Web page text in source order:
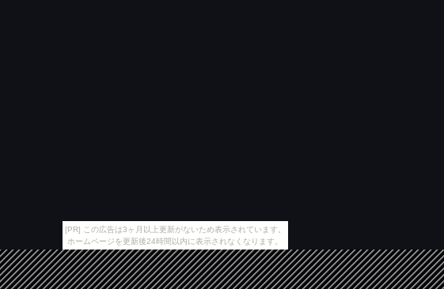
[PR] この広告は3ヶ月以上更新がないため表示されています。
ホームページを更新後24時間以内に表示されなくなります。